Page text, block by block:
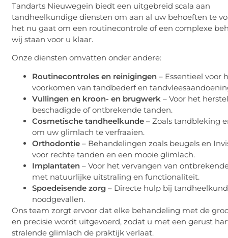
Tandarts Nieuwegein biedt een uitgebreid scala aan
tandheelkundige diensten om aan al uw behoeften te
het nu gaat om een routinecontrole of een complexe
wij staan voor u klaar.
Onze diensten omvatten onder andere:
Routinecontroles en reinigingen – Essentieel voor
voorkomen van tandbederf en
Vullingen en kroon- en brugwerk – Voor het
beschadigde of ontbrekende tanden.
Cosmetische tandheelkunde – Zoals tandbleking
om uw glimlach te verfraaien.
Orthodontie – Behandelingen zoals beugels en
voor rechte tanden en een mooie glimlach.
Implantaten – Voor het vervangen van
met natuurlijke uitstraling en functionaliteit.
Spoedeisende zorg – Directe hulp bij
noodgevallen.
Ons team zorgt ervoor dat elke behandeling met de
en precisie wordt uitgevoerd, zodat u met een gerust
stralende glimlach de praktijk verlaat.